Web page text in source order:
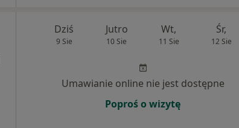
Dziś
9 Sie
Jutro
10 Sie
Wt,
11 Sie
Śr,
12 Sie
Umawianie online nie jest dostępne
Poproś o wizytę